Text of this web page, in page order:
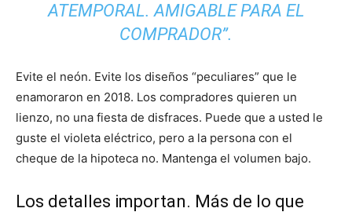
ATEMPORAL. AMIGABLE PARA EL
COMPRADOR”.
Evite el neón. Evite los diseños “peculiares” que le
enamoraron en 2018. Los compradores quieren un
lienzo, no una fiesta de disfraces. Puede que a usted le
guste el violeta eléctrico, pero a la persona con el
cheque de la hipoteca no. Mantenga el volumen bajo.
Los detalles importan. Más de lo que